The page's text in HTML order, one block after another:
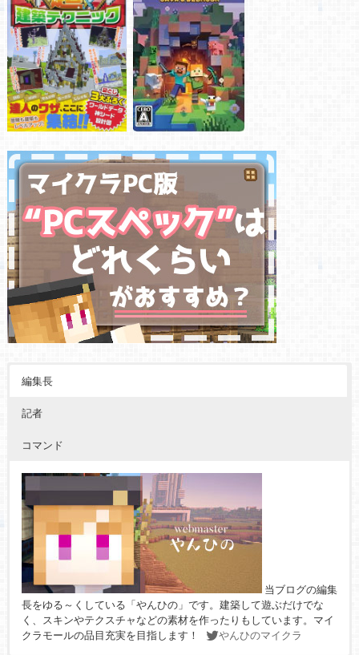
編集長
記者
コマンド
当ブログの編集
長をゆる～くしている「やんひの」です。建築して遊ぶだけでな
く、スキンやテクスチャなどの素材を作ったりもしています。マイ
クラモールの品目充実を目指します！
やんひのマイクラ